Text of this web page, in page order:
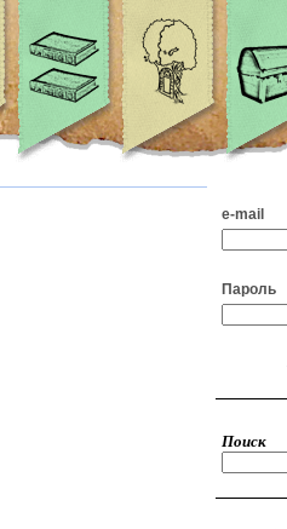
e-mail
Пароль
Поиск